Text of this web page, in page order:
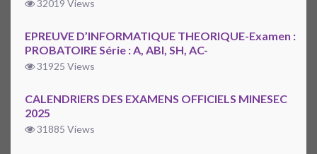
32019 Views
EPREUVE D’INFORMATIQUE THEORIQUE-Examen :
PROBATOIRE Série : A, ABI, SH, AC-
31925 Views
CALENDRIERS DES EXAMENS OFFICIELS MINESEC
2025
31885 Views